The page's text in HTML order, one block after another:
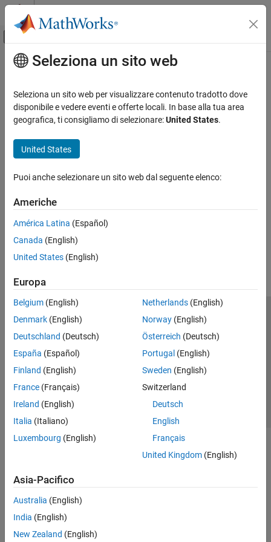
Vai al contenuto
Attiva/disattiva menu di navigazione
Pagina iniziale della documentazione
Contenuto principale
Seleziona un sito web
Seleziona un sito web per visualizzare contenuto tradotto dove
disponibile e vedere eventi e offerte locali. In base alla tua area
geografica, ti consigliamo di selezionare:United States.
United States
Puoi anche selezionare un sito web dal seguente elenco:
Americhe
América Latina (Español)
Canada (English)
United States (English)
Europa
Belgium (English)
Denmark (English)
Deutschland (Deutsch)
España (Español)
Finland (English)
France (Français)
Ireland (English)
Italia (Italiano)
Luxembourg (English)
Netherlands(English)
Norway(English)
Österreich (Deutsch)
Portugal (English)
Sweden (English)
Switzerland
Deutsch
English
Français
United Kingdom(English)
Asia-Pacifico
Australia (English)
India (English)
New Zealand (English)
Centro di fiducia
Informativa sulla privacy
Antipirateria
Stato dell'applicazione
Contatti
© 1994-2026 The MathWorks, Inc.